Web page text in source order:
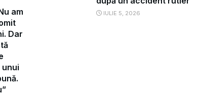
am
Dar
IULIE 5, 2026